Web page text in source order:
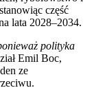
część
lata 2028–2034.
polityka
Emil Boc,
ze